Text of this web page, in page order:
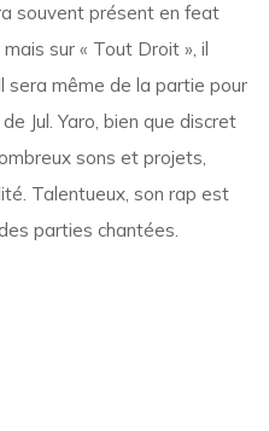
souvent présent en feat
sur « Tout Droit », il
sera même de la partie pour
Jul. Yaro, bien que discret
sons et projets,
Talentueux, son rap est
parties chantées.